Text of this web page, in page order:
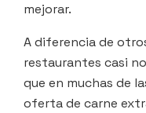
mejorar.
A diferencia de
restaurantes casi
que en muchas de
oferta de carne